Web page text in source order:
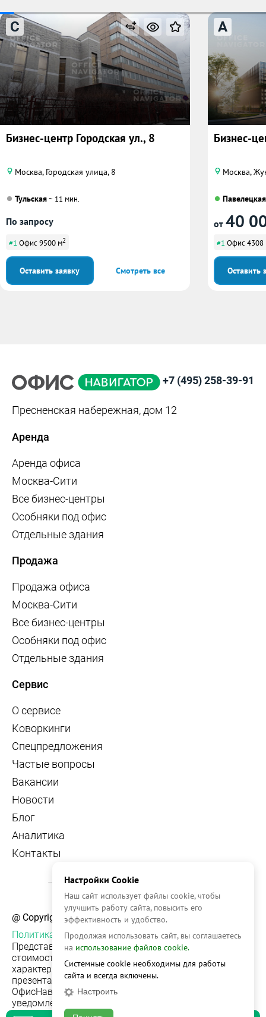
C
Бизнес-центр Городская ул., 8
Москва, Городская улица, 8
Тульская~ 11 мин.
По запросу
#1 Офис 9500 м2
Оставить заявку Смотреть все
A
Бизнес-
Москва,
Павелецкая
от 40
#1 Офис 4308
Оставить
+7 (495) 258-39-91
Пресненская набережная, дом 12
Аренда
Аренда офиса
Москва-Сити
Все бизнес-центры
Особняки под офис
Отдельные здания
Продажа
Продажа офиса
Москва-Сити
Все бизнес-центры
Особняки под офис
Отдельные здания
Сервис
О сервисе
Коворкинги
Спецпредложения
Частые вопросы
Вакансии
Новости
Блог
Аналитика
Контакты
@ Copyright, 2026 OFFICE NAVIGATOR
Политика конфиденциальности
Представленная на сайте информация, в т.ч.
стоимости объектов, носит информационный
характер и не является публичной офертой. Условия
презентации объекта недвижимости на сервисе
ОфисНавигатор могут быть изменены без
уведомления.
Настройки Cookie
Наш сайт использует файлы cookie, чтобы
улучшить работу сайта, повысить его
эффективность и удобство.
Продолжая использовать сайт, вы соглашаетесь
на использование файлов cookie.
Системные cookie необходимы для работы
сайта и всегда включены.
Настроить